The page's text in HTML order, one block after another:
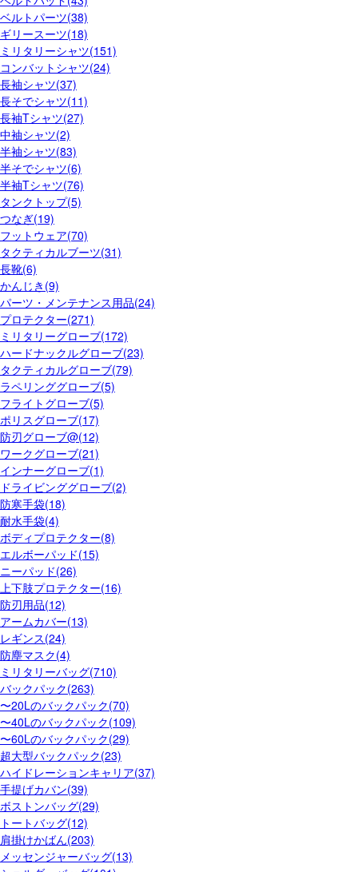
ベルトパーツ(38)
ギリースーツ(18)
ミリタリーシャツ(151)
コンバットシャツ(24)
長袖シャツ(37)
長そでシャツ(11)
長袖Tシャツ(27)
中袖シャツ(2)
半袖シャツ(83)
半そでシャツ(6)
半袖Tシャツ(76)
タンクトップ(5)
つなぎ(19)
フットウェア(70)
タクティカルブーツ(31)
長靴(6)
かんじき(9)
パーツ・メンテナンス用品(24)
プロテクター(271)
ミリタリーグローブ(172)
ハードナックルグローブ(23)
タクティカルグローブ(79)
ラペリンググローブ(5)
フライトグローブ(5)
ポリスグローブ(17)
防刃グローブ@(12)
ワークグローブ(21)
インナーグローブ(1)
ドライビンググローブ(2)
防寒手袋(18)
耐水手袋(4)
ボディプロテクター(8)
エルボーパッド(15)
ニーパッド(26)
上下肢プロテクター(16)
防刃用品(12)
アームカバー(13)
レギンス(24)
防塵マスク(4)
ミリタリーバッグ(710)
バックパック(263)
〜20Lのバックパック(70)
〜40Lのバックパック(109)
〜60Lのバックパック(29)
超大型バックパック(23)
ハイドレーションキャリア(37)
手提げカバン(39)
ボストンバッグ(29)
トートバッグ(12)
肩掛けかばん(203)
メッセンジャーバッグ(13)